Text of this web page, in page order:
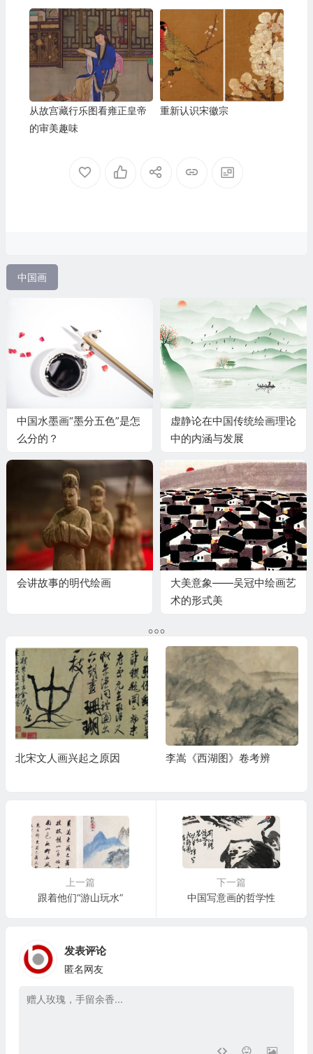
从故宫藏行乐图看雍正皇帝
的审美趣味
重新认识宋徽宗
中国画
中国水墨画“墨分五色”是怎
么分的？
虚静论在中国传统绘画理论
中的内涵与发展
会讲故事的明代绘画
大美意象——吴冠中绘画艺
术的形式美
北宋文人画兴起之原因 李嵩《西湖图》卷考辨
上一篇
跟着他们“游山玩水”
下一篇
中国写意画的哲学性
发表评论
匿名网友